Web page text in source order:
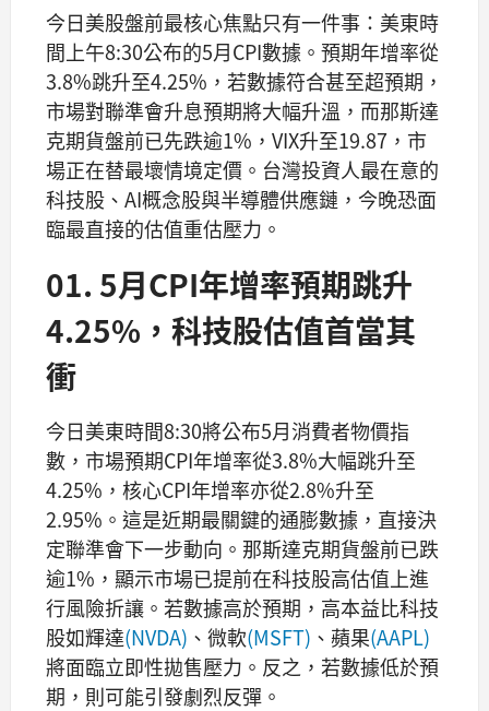
今日美股盤前最核心焦點只有一件事：美東時
間上午8:30公布的5月CPI數據。預期年增率從
3.8%跳升至4.25%，若數據符合甚至超預期，
市場對聯準會升息預期將大幅升溫，而那斯達
克期貨盤前已先跌逾1%，VIX升至19.87，市
場正在替最壞情境定價。台灣投資人最在意的
科技股、AI概念股與半導體供應鏈，今晚恐面
臨最直接的估值重估壓力。
01. 5月CPI年增率預期跳升
4.25%，科技股估值首當其
衝
今日美東時間8:30將公布5月消費者物價指
數，市場預期CPI年增率從3.8%大幅跳升至
4.25%，核心CPI年增率亦從2.8%升至
2.95%。這是近期最關鍵的通膨數據，直接決
定聯準會下一步動向。那斯達克期貨盤前已跌
逾1%，顯示市場已提前在科技股高估值上進
行風險折讓。若數據高於預期，高本益比科技
股如輝達(NVDA) 、微軟(MSFT) 、蘋果(AAPL)
將面臨立即性拋售壓力。反之，若數據低於預
期，則可能引發劇烈反彈。